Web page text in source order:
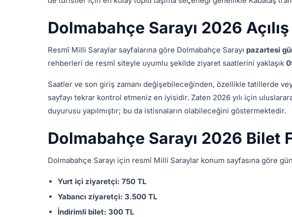
Dolmabahçe Sarayı 2026
Resmî Milli Saraylar sayfalarına göre Dolmabahçe Sarayı pazartesi
rehberleri de resmî siteyle uyumlu şekilde ziyaret saatlerini yaklaşık
Saatler ve son giriş zamanı değişebileceğinden, özellikle tatillerde
sayfayı tekrar kontrol etmeniz en iyisidir. Zaten 2026 yılı için
duyurusu yapılmıştır; bu da istisnaların olabileceğini göstermektedir.
Dolmabahçe Sarayı 2026 Bilet
Dolmabahçe Sarayı için resmî Milli Saraylar konum sayfasına göre
Yurt içi ziyaretçi: 750 TL
Yabancı ziyaretçi: 3.500 TL
İndirimli bilet: 300 TL